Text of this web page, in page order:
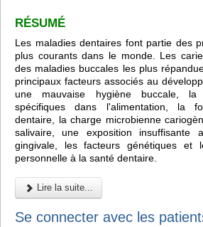
RÉSUMÉ
Les maladies dentaires font partie des
plus courants dans le monde. Les
des maladies buccales les plus
principaux facteurs associés au
une mauvaise hygiène buccale,
spécifiques dans l'alimentation, la
dentaire, la charge microbienne
salivaire, une exposition insuffisante
gingivale, les facteurs génétiques et
personnelle à la santé dentaire.
Lire la suite...
Se connecter avec les